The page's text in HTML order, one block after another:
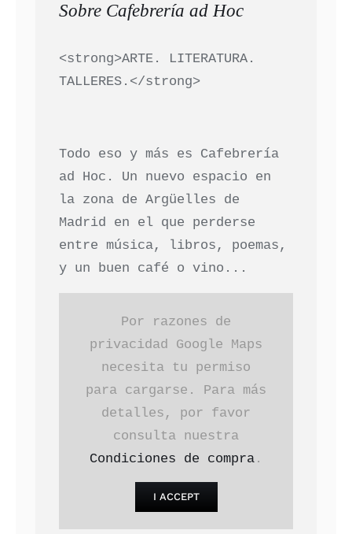
Sobre Cafebrería ad Hoc
<strong>ARTE. LITERATURA.
TALLERES.</strong>
Todo eso y más es Cafebrería
ad Hoc. Un nuevo espacio en
la zona de Argüelles de
Madrid en el que perderse
entre música, libros, poemas,
y un buen café o vino...
Por razones de
privacidad Google Maps
necesita tu permiso
para cargarse. Para más
detalles, por favor
consulta nuestra
Condiciones de compra .
I ACCEPT